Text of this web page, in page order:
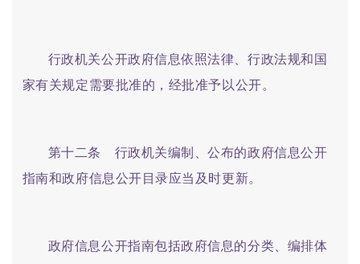
行政机关公开政府信息依照法律、行政法规和国
家有关规定需要批准的，经批准予以公开。
第十二条 行政机关编制、公布的政府信息公开
指南和政府信息公开目录应当及时更新。
政府信息公开指南包括政府信息的分类、编排体